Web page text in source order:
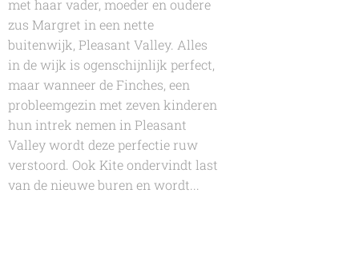
met haar vader, moeder en oudere
zus Margret in een nette
buitenwijk, Pleasant Valley. Alles
in de wijk is ogenschijnlijk perfect,
maar wanneer de Finches, een
probleemgezin met zeven kinderen
hun intrek nemen in Pleasant
Valley wordt deze perfectie ruw
verstoord. Ook Kite ondervindt last
van de nieuwe buren en wordt...